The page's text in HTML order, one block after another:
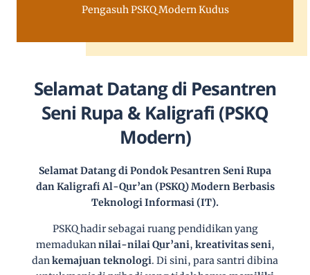
Pengasuh PSKQ Modern Kudus
Selamat Datang di Pesantren
Seni Rupa & Kaligrafi (PSKQ
Modern)
Selamat Datang di Pondok Pesantren Seni Rupa
dan Kaligrafi Al-Qur’an (PSKQ) Modern Berbasis
Teknologi Informasi (IT).
PSKQ hadir sebagai ruang pendidikan yang
memadukannilai-nilai Qur’ani, kreativitas seni,
dankemajuan teknologi. Di sini, para santri dibina